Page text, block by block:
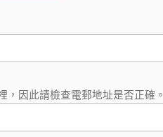
，因此請檢查電郵地址是否正確。